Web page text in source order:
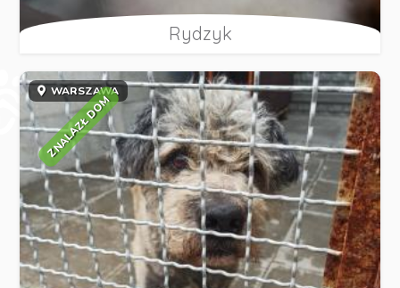
Rydzyk
WARSZAWA
ZNALAZŁ DOM